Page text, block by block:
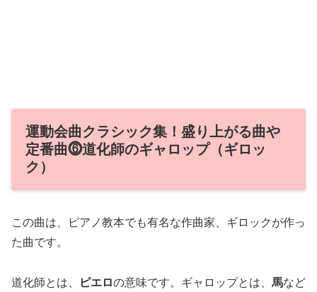
運動会曲クラシック集！盛り上がる曲や
定番曲⓺道化師のギャロップ（ギロッ
ク）
この曲は、ピアノ教本でも有名な作曲家、ギロックが作っ
た曲です。
道化師とは、 ピエロの意味です。ギャロップとは、 馬など